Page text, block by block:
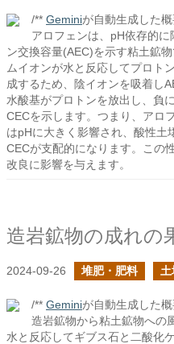
/** Geminiが自動生成した
アロフェンは、pH依存的
ン交換容量(AEC)を示す粘土鉱
ムイオンが水と反応してプロト
成するため、陰イオンを吸着し
水酸基がプロトンを放出し、負
CECを示します。つまり、アロ
はpHに大きく影響され、酸性土
CECが支配的になります。この
改良に影響を与えます。
造岩鉱物の成れの
2024-09-26 堆肥・肥料
/** Geminiが自動生成した
造岩鉱物から粘土鉱物への
水と反応してギブス石と二酸化